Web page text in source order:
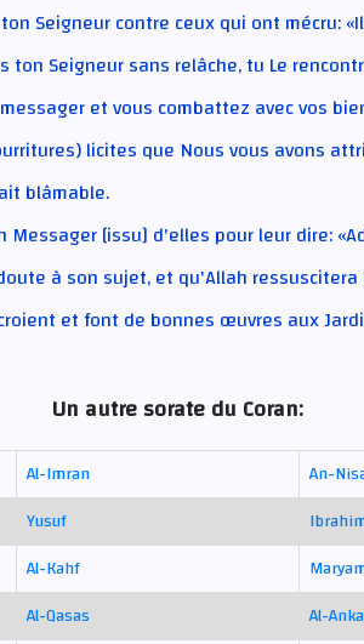
Seigneur contre ceux qui ont mécru:
ton Seigneur sans relâche, tu Le
et vous combattez avec vos
licites que Nous vous avons
blâmable.
[issu] d'elles pour leur dire:
à son sujet, et qu'Allah
et font de bonnes œuvres aux
Un autre sorate du Coran:
Al-Imran
An-
Yusuf
Al-Kahf
Al-Qasas
Al-